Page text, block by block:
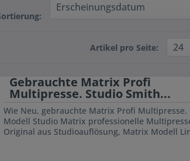
Artikel pro Seite:
Gebrauchte Matrix Profi
Multipresse. Studio Smith...
Wie Neu, gebrauchte Matrix Profi Multipresse.
Modell Studio Matrix professionelle
Original aus Studioauflösung, Matrix Modell